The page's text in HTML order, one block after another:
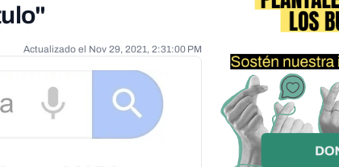
Actualizado el Nov 29, 2021, 2:31:00 PM